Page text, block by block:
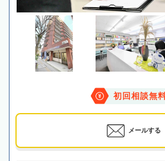
初回相談無
メールする